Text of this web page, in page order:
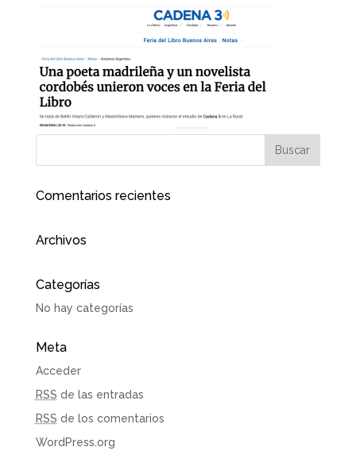
Comentarios recientes
Archivos
Categorías
No hay categorías
Meta
Acceder
RSS de las entradas
RSS de los comentarios
WordPress.org